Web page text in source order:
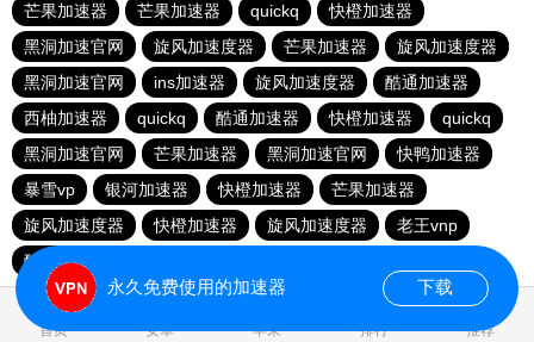
芒果加速器
芒果加速器 quickq
快橙加速器
黑洞加速官网
旋风加速度器 芒果加速器
旋风加速度器
黑洞加速官网
ins加速器 旋风加速度器
酷通加速器
西柚加速器
quickq 酷通加速器 快橙加速器
quickq
黑洞加速官网
芒果加速器 黑洞加速官网
快鸭加速器
暴雪vp
银河加速器 快橙加速器
芒果加速器
旋风加速度器
快橙加速器 旋风加速度器
老王vnp
酷通加速器
首页 安卓 苹果 排行 推荐
永久免费使用的加速器 下载
0.086437s